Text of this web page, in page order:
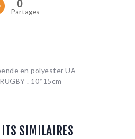
0
Partages
en polyester UA
. 10*15cm
SIMILAIRES